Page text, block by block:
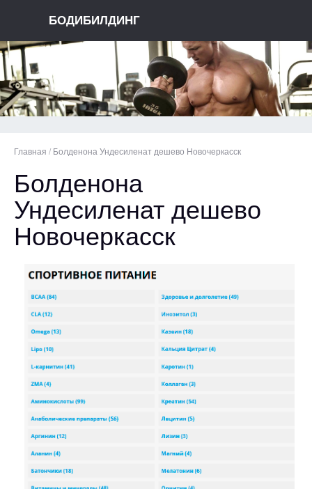
БОДИБИЛДИНГ
Главная / Болденона Ундесиленат дешево Новочеркасск
Болденона
Ундесиленат дешево
Новочеркасск